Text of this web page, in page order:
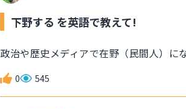
下野する を英語で教えて!
政治や歴史メディアで在野（民間人）に
0 545